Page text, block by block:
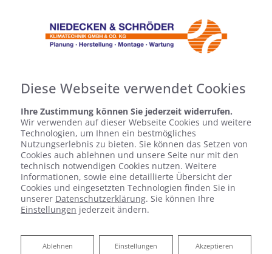
Diese Webseite verwendet Cookies
Ihre Zustimmung können Sie jederzeit widerrufen.
Wir verwenden auf dieser Webseite Cookies und weitere
Technologien, um Ihnen ein bestmögliches
Nutzungserlebnis zu bieten. Sie können das Setzen von
Cookies auch ablehnen und unsere Seite nur mit den
technisch notwendigen Cookies nutzen. Weitere
Informationen, sowie eine detaillierte Übersicht der
Cookies und eingesetzten Technologien finden Sie in
unserer Datenschutzerklärung. Sie können Ihre
Einstellungen jederzeit ändern.
Akzeptieren
Einstellungen
Ablehnen
Ablehnen